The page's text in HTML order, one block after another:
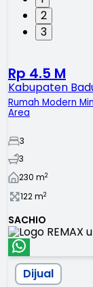
2
3
Rp 4.5 M
Kabupaten
Rumah Modern
Area
3
3
230 m2
122m2
SACHIO
Dijual